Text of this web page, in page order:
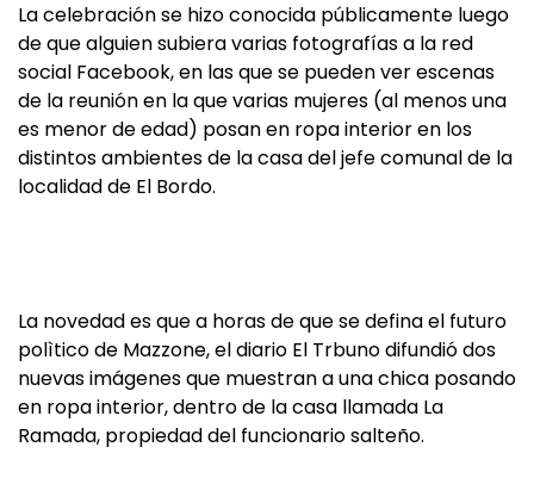
La celebración se hizo conocida públicamente luego
de que alguien subiera varias fotografías a la red
social Facebook, en las que se pueden ver escenas
de la reunión en la que varias mujeres (al menos una
es menor de edad) posan en ropa interior en los
distintos ambientes de la casa del jefe comunal de la
localidad de El Bordo.
La novedad es que a horas de que se defina el futuro
polìtico de Mazzone, el diario El Trbuno difundió dos
nuevas imágenes que muestran a una chica posando
en ropa interior, dentro de la casa llamada La
Ramada, propiedad del funcionario salteño.